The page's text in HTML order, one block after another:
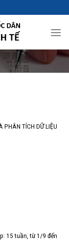
PHÂN TÍCH DỮ LIỆU
15 tuần, từ 1/9 đến